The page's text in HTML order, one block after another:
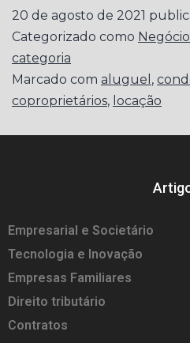
20 de agosto de 2021
Categorizado como
categoria
Marcado com aluguel ,
coproprietários, locação
Empresarial e Societário
Tecnologia e Inovação
Empresas Familiares
Direito tributário
Contratos